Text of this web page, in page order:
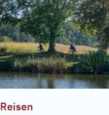
Reisen